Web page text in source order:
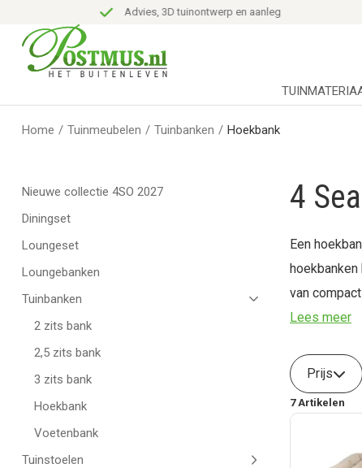
Advies, 3D tuinontwerp en aanleg
Home / Tuinmeubelen / Tuinbanken / Hoekbank
Nieuwe collectie 4SO 2027
Diningset
Loungeset
Loungebanken
Tuinbanken
2 zits bank
2,5 zits bank
3 zits bank
Hoekbank
Voetenbank
Tuinstoelen
4
Een
van
Lees meer
Prijs
7Artikelen